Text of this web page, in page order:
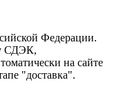
Федерации.
СДЭК,
на сайте
"доставка".